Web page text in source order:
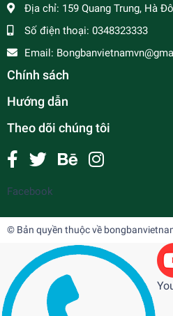
Địa chỉ: 159 Quang Trung, Hà
Số điện thoại: 0348323333
Email:
Chính sách
Hướng dẫn
Theo dõi chúng tôi
Facebook
© Bản quyền thuộc về